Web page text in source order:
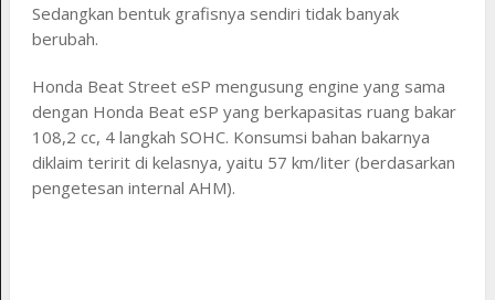
Sedangkan bentuk grafisnya sendiri tidak banyak
berubah.
Honda Beat Street eSP mengusung engine yang sama
dengan Honda Beat eSP yang berkapasitas ruang bakar
108,2 cc, 4 langkah SOHC. Konsumsi bahan bakarnya
diklaim teririt di kelasnya, yaitu 57 km/liter (berdasarkan
pengetesan internal AHM).